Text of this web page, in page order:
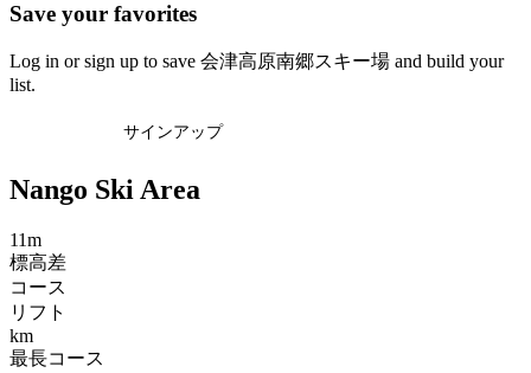
Save your favorites
Log in or sign up to save 会津高原南郷スキー場 and build your
list.
サインアップ
Nango Ski Area
11m
標高差
コース
リフト
km
最長コース